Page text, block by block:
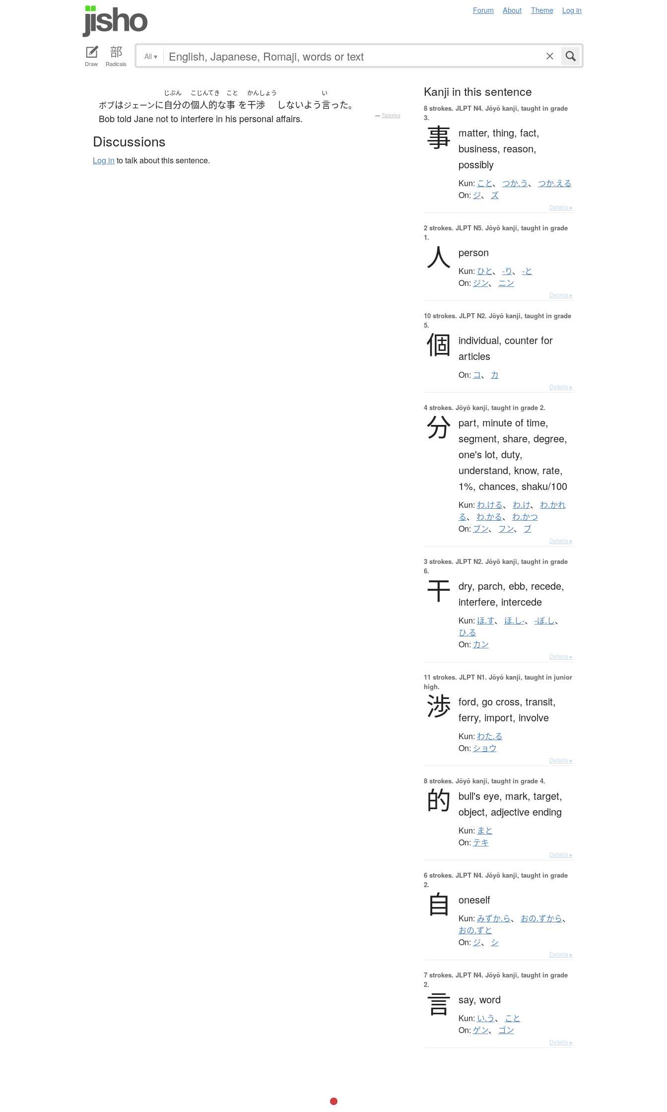
Forum About Theme Log in
Draw Radicals
All ▾
ボブはジェーンに
じぶん
自分の
こじんてき
個人的な
こと
事 を
かんしょう
干渉 しないよう
い
言った。
Bob told Jane not to interfere in his personal affairs. — Tatoeba
Discussions
Log in to talk about this sentence.
Kanji in this sentence
8 strokes. JLPT N4. Jōyō kanji, taught in grade
3.
事 matter, thing, fact,
business, reason,
possibly
Kun: こと、 つか.う、 つか.える
On: ジ、 ズ
Details ▸
2 strokes. JLPT N5. Jōyō kanji, taught in grade
1.
人 person
Kun: ひと、 -り、 -と
On: ジン、 ニン
Details ▸
10 strokes. JLPT N2. Jōyō kanji, taught in grade
5.
個 individual, counter for
articles
On: コ、 カ
Details ▸
4 strokes. Jōyō kanji, taught in grade 2.
分 part, minute of time,
segment, share, degree,
one's lot, duty,
understand, know, rate,
1%, chances, shaku/100
Kun: わ.ける、 わ.け、 わ.かれ
る、 わ.かる、 わ.かつ
On: ブン、 フン、 ブ
Details ▸
3 strokes. JLPT N2. Jōyō kanji, taught in grade
6.
干 dry, parch, ebb, recede,
interfere, intercede
Kun: ほ.す、 ほ.し-、 -ぼ.し、
ひ.る
On: カン
Details ▸
11 strokes. JLPT N1. Jōyō kanji, taught in junior
high.
渉 ford, go cross, transit,
ferry, import, involve
Kun: わた.る
On: ショウ
Details ▸
8 strokes. Jōyō kanji, taught in grade 4.
的 bull's eye, mark, target,
object, adjective ending
Kun: まと
On: テキ
Details ▸
6 strokes. JLPT N4. Jōyō kanji, taught in grade
2.
自 oneself
Kun: みずか.ら、 おの.ずから、
おの.ずと
On: ジ、 シ
Details ▸
7 strokes. JLPT N4. Jōyō kanji, taught in grade
2.
言 say, word
Kun: い.う、 こと
On: ゲン、 ゴン
Details ▸